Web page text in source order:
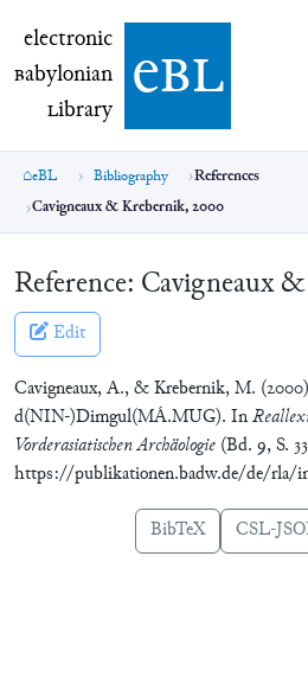
electronic Babylonian Library
electronic
Babylonian
Library ebl
eBL Bibliography
References
Cavigneaux & Krebernik, 2000
Reference: Cavigneaux
Edit
Cavigneaux, A., & Krebernik, M.
d(NIN-)Dimgul(MÁ.MUG). In
Vorderasiatischen Archäologie (Bd. 9, S.
https://publikationen.badw.de/de/rla/
BibTeX CSL-